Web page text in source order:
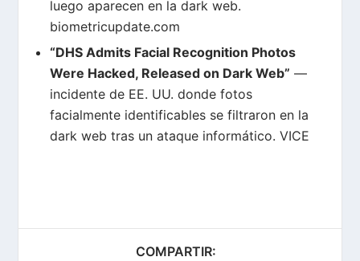
luego aparecen en la dark web.
biometricupdate.com
“DHS Admits Facial Recognition Photos
Were Hacked, Released on Dark Web” —
incidente de EE. UU. donde fotos
facialmente identificables se filtraron en la
dark web tras un ataque informático. VICE
COMPARTIR: